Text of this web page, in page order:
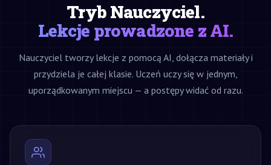
Tryb Nauczyciel.
Lekcje prowadzone z AI.
Nauczyciel tworzy lekcje z pomocą AI, dołącza materiały i
przydziela je całej klasie. Uczeń uczy się w jednym,
uporządkowanym miejscu — a postępy widać od razu.